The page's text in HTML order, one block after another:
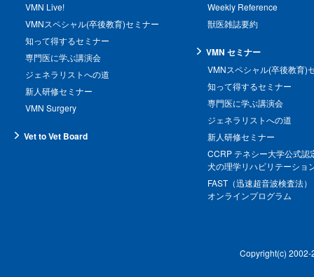
VMN Live!
VMNスペシャル(卒後教育)セミナー
知って得するセミナー
専門医に学ぶ講演会
ジェネラリストへの道
新人研修セミナー
VMN Surgery
Vet to Vet Board
Weekly Reference
獣医雑誌要約
VMN セミナー
VMNスペシャル(卒後教育)
知って得するセミナー
専門医に学ぶ講演会
ジェネラリストへの道
新人研修セミナー
CCRP テネシー大学公式認
犬の理学リハビリテーショ
FAST（迅速超音波検査法）
オンラインプログラム
Copyright(c) 2002-